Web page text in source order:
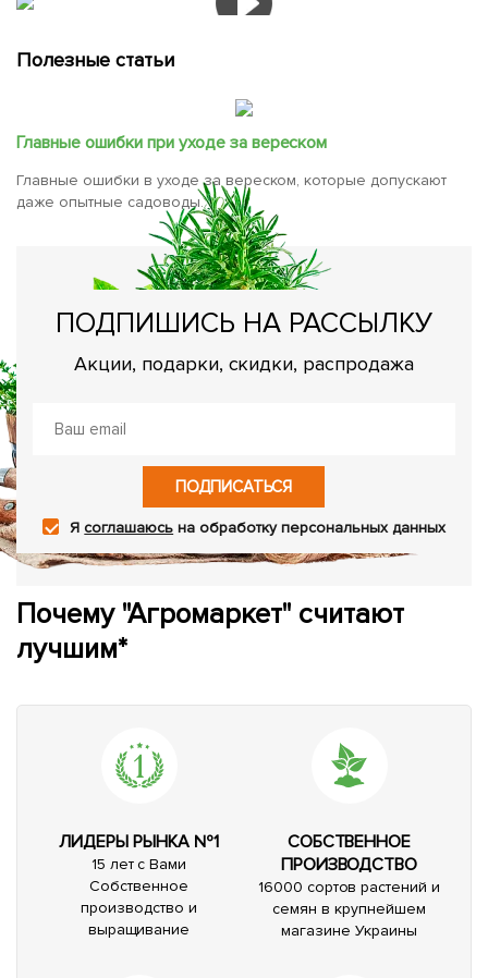
Полезные статьи
Главные ошибки при уходе за вереском
Главные ошибки в уходе за вереском, которые допускают
даже опытные садоводы.
ПОДПИШИСЬ НА РАССЫЛКУ
Акции, подарки, скидки, распродажа
ПОДПИСАТЬСЯ
Ясоглашаюсь на обработку персональных данных
Почему "Агромаркет" считают
лучшим*
ЛИДЕРЫ РЫНКА №1
15 лет с Вами
Собственное
производство и
выращивание
СОБСТВЕННОЕ
ПРОИЗВОДСТВО
16000 сортов растений и
семян в крупнейшем
магазине Украины